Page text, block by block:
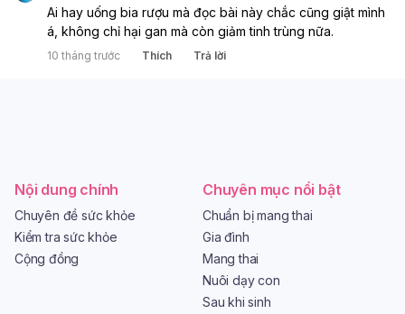
Ai hay uống bia rượu mà đọc bài này chắc cũng giật mình
á, không chỉ hại gan mà còn giảm tinh trùng nữa.
10 tháng trước Thích Trả lời
Nội dung chính
Chuyên đề sức khỏe
Kiểm tra sức khỏe
Cộng đồng
Chuyên mục nổi bật
Chuẩn bị mang thai
Gia đình
Mang thai
Nuôi dạy con
Sau khi sinh